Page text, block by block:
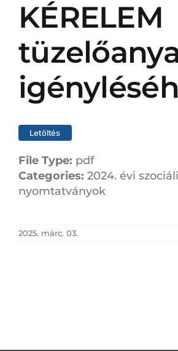
KÉRELEM
Letöltés
File Type: pdf
Categories: 2024. évi
nyomtatványok
2025. márc. 03.